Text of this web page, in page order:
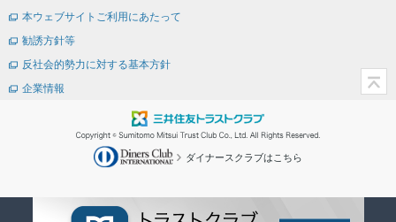
本ウェブサイトご利用にあたって
勧誘方針等
反社会的勢力に対する基本方針
企業情報
ダイナースクラブはこちら